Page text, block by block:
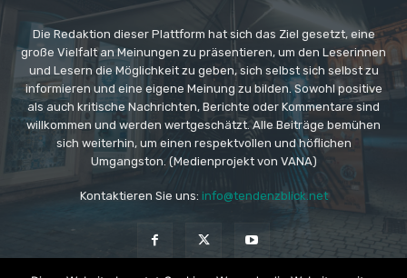
Die Redaktion dieser Plattform hat sich das Ziel gesetzt, eine
große Vielfalt an Meinungen zu präsentieren, um den Leserinnen
und Lesern die Möglichkeit zu geben, sich selbst sich selbst zu
informieren und eine eigene Meinung zu bilden. Sowohl positive
als auch kritische Nachrichten, Berichte oder Kommentare sind
willkommen und werden wertgeschätzt. Alle Beiträge bemühen
sich weiterhin, um einen respektvollen und höflichen
Umgangston. (Medienprojekt von VANA)
Kontaktieren Sie uns: info@tendenzblick.net